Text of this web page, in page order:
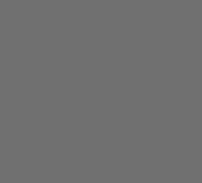
hatten lange die